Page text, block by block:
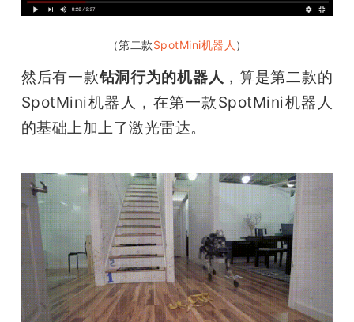
（第二款SpotMini机器人 ）
然后有一款钻洞行为的机器人 ，算是第二款的
SpotMini机器人，在第一款SpotMini机器人
的基础上加上了激光雷达。